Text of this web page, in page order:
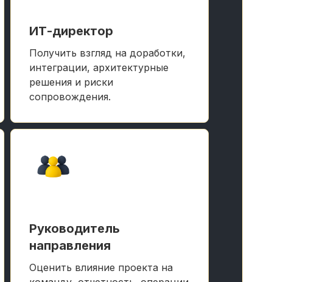
ИТ-директор
Получить взгляд на доработки,
интеграции, архитектурные
решения и риски
сопровождения.
Руководитель
направления
Оценить влияние проекта на